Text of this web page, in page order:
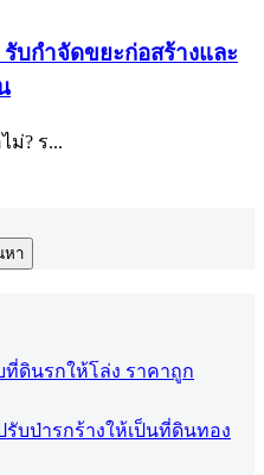
บกำจัดขยะก่อสร้างและ
ม่? ร...
หา
ที่ดินรกให้โล่ง ราคาถูก
บป่ารกร้างให้เป็นที่ดินทอง